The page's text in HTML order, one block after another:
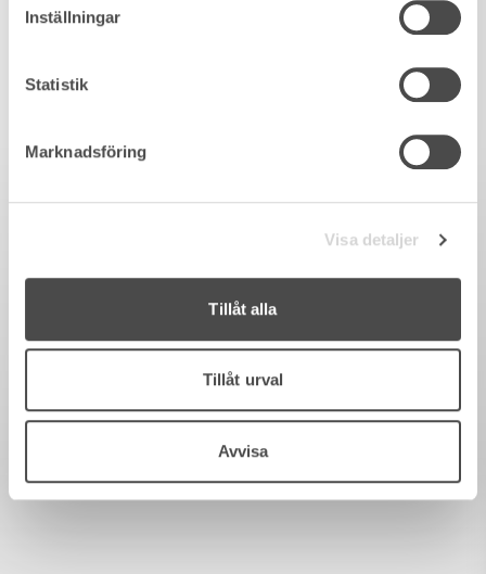
Inställningar
Statistik
Marknadsföring
Visa detaljer
Tillåt alla
Tillåt urval
Avvisa